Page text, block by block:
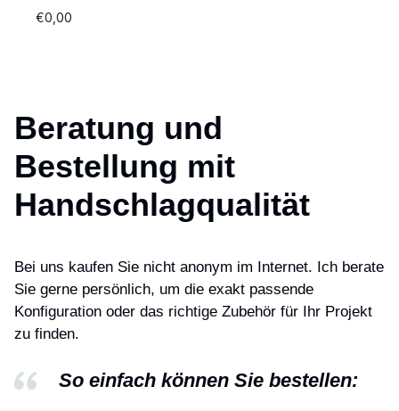
€0,00
Beratung und
Bestellung mit
Handschlagqualität
Bei uns kaufen Sie nicht anonym im Internet. Ich berate
Sie gerne persönlich, um die exakt passende
Konfiguration oder das richtige Zubehör für Ihr Projekt
zu finden.
So einfach können Sie bestellen: